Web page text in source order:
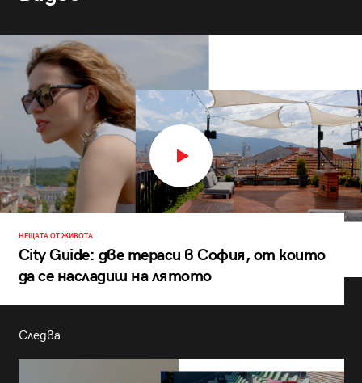
НЕЩАТА ОТ ЖИВОТА
City Guide: две тераси в София, от които
да се насладиш на лятото
Следва